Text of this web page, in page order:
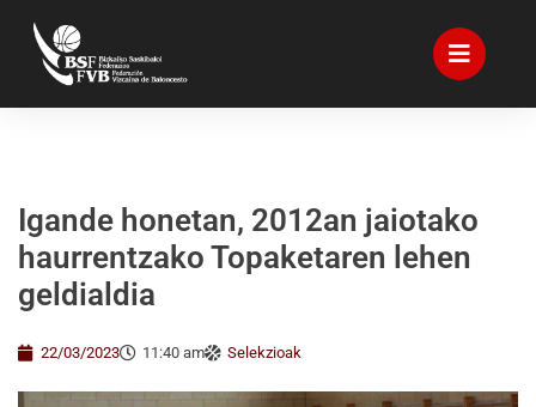
Igande honetan, 2012an jaiotako
haurrentzako Topaketaren lehen
geldialdia
22/03/2023 11:40 am Selekzioak